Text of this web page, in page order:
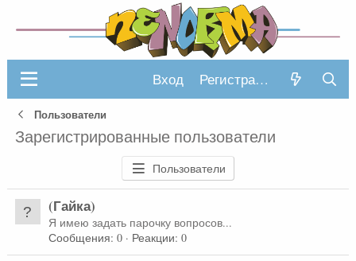
Вход Регистрация
Пользователи
Зарегистрированные пользователи
Пользователи
(Гайка)
Я имею задать парочку вопросов...
Сообщения 0 Реакции 0